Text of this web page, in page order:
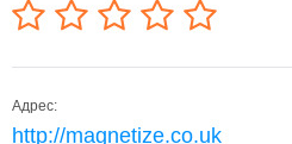
Адрес:
http://magnetize.co.uk